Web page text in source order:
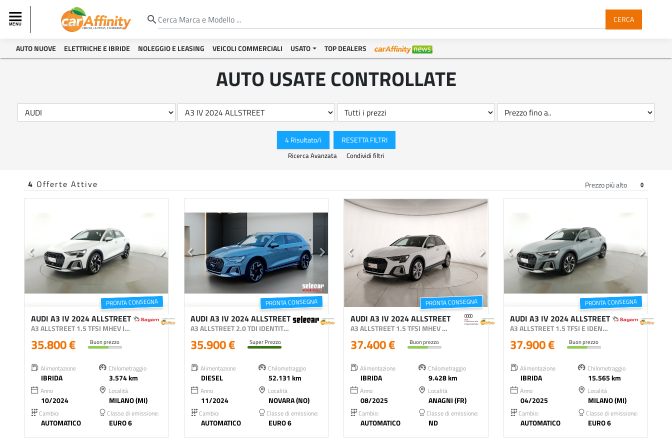
search CERCA
AUTO NUOVE ELETTRICHE E IBRIDE NOLEGGIO E LEASING VEICOLI COMMERCIALI USATO TOP DEALERS
AUTO USATE CONTROLLATE
4 Risultato/i RESETTA FILTRI
Ricerca Avanzata Condividi filtri
4 Offerte Attive
PRONTA CONSEGNA
AUDI A3 IV 2024 ALLSTREET
A3 ALLSTREET 1.5 TFSI MHEV IDENTITY CONTRAST 150CV S-TRONIC
35.800 € Buon prezzo
Alimentazione
IBRIDA
Chilometraggio
3.574 km
Anno
10/2024
Località
MILANO (MI)
Cambio:
AUTOMATICO
Classe di emissione:
EURO 6
PRONTA CONSEGNA
AUDI A3 IV 2024 ALLSTREET
A3 ALLSTREET 2.0 TDI IDENTITY CONTRAST 150CV S-TRONIC
35.900 € Super Prezzo
Alimentazione
DIESEL
Chilometraggio
52.131 km
Anno
11/2024
Località
NOVARA (NO)
Cambio:
AUTOMATICO
Classe di emissione:
EURO 6
PRONTA CONSEGNA
AUDI A3 IV 2024 ALLSTREET
A3 ALLSTREET 1.5 TFSI MHEV BUSINESS ADVANCED 150CV S-TRONIC
37.400 € Buon prezzo
Alimentazione
IBRIDA
Chilometraggio
9.428 km
Anno
08/2025
Località
ANAGNI (FR)
Cambio:
AUTOMATICO
Classe di emissione:
ND
PRONTA CONSEGNA
AUDI A3 IV 2024 ALLSTREET
A3 ALLSTREET 1.5 TFSI E IDENTITY CONTRAST 204CV S-TRONIC
37.900 € Buon prezzo
Alimentazione
IBRIDA
Chilometraggio
15.565 km
Anno
04/2025
Località
MILANO (MI)
Cambio:
AUTOMATICO
Classe di emissione:
EURO 6